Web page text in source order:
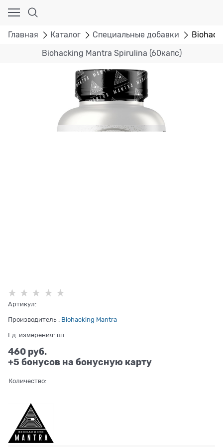
Главная Каталог Специальные добавки
Biohacking Mantra Spirulina (60капс)
Артикул:
Производитель : Biohacking Mantra
Ед. измерения: шт
460 руб.
+5 бонусов на бонусную карту
Количество: